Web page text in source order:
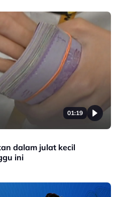
01:19
dalam julat kecil
ini